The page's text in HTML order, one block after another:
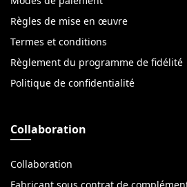
Règles de mise en œuvre
Termes et conditions
Règlement du programme de fidélité
Politique de confidentialité
Collaboration
Collaboration
Fabricant sous contrat de